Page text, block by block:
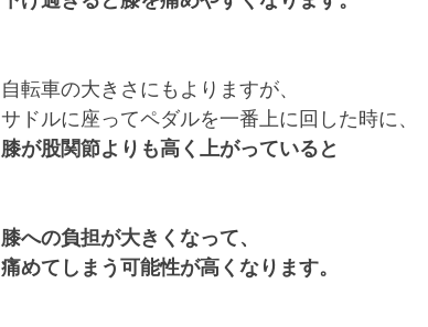
自転車の大きさにもよりますが、
サドルに座ってペダルを一番上に回した時に、
膝が股関節よりも高く上がっていると
膝への負担が大きくなって、
痛めてしまう可能性が高くなります。